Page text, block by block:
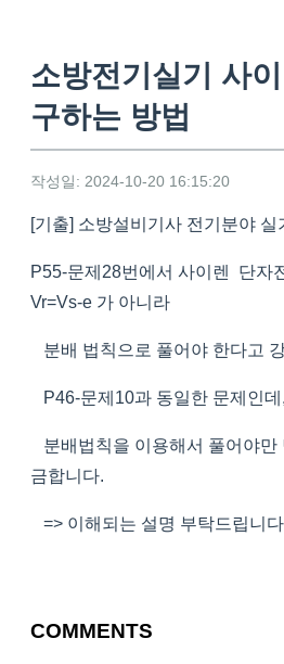
소방전기실기 사
구하는 방법
작성일: 2024-10-20 16:15:20
[기출] 소방설비기사 전기분야 실
P55-문제28번에서 사이렌 단자
Vr=Vs-e 가 아니라
분배 법칙으로 풀어야 한다고
P46-문제10과 동일한 문제인데,
분배법칙을 이용해서 풀어야만
금합니다.
=> 이해되는 설명 부탁드립니
COMMENTS